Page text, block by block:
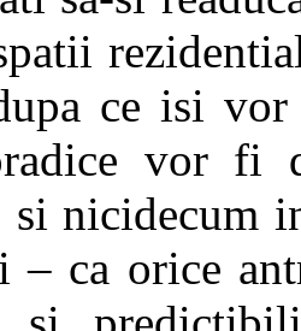
ce isi
vor fi
si nicidecum
– ca orice